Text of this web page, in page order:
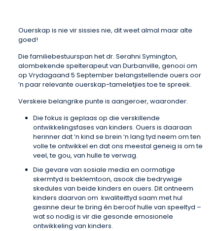
Ouerskap is nie vir sissies nie, dit weet almal maar alte
goed!
Die familiebestuurspan het dr. Serahni Symington,
alombekende spelterapeut van Durbanville, genooi om
op Vrydagaand 5 September belangstellende ouers oor
’n paar relevante ouerskap-tameletjies toe te spreek.
Verskeie belangrike punte is aangeroer, waaronder.
Die fokus is geplaas op die verskillende
ontwikkelingsfases van kinders. Ouers is daaraan
herinner dat ‘n kind se brein ‘n lang tyd neem om ten
volle te ontwikkel en dat ons meestal geneig is om te
veel, te gou, van hulle te verwag.
Die gevare van sosiale media en oormatige
skermtyd is beklemtoon, asook die bedrywige
skedules van beide kinders en ouers. Dit ontneem
kinders daarvan om kwaliteittyd saam met hul
gesinne deur te bring én beroof hulle van speeltyd –
wat so nodig is vir die gesonde emosionele
ontwikkeling van kinders.